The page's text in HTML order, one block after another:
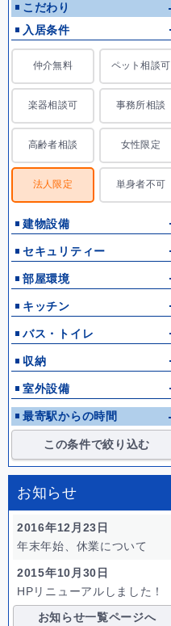
こだわり
入居条件
仲介無料 ペット相談可
楽器相談可 事務所相談
高齢者相談 女性限定
法人限定 単身者不可
建物設備
セキュリティー
部屋環境
キッチン
バス・トイレ
収納
室外設備
最寄駅からの時間
この条件で絞り込む
お知らせ
2016年12月23日
年末年始、休業について
2015年10月30日
HPリニューアルしました！
お知らせ一覧ページへ